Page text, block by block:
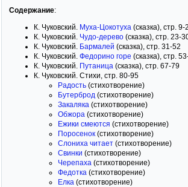
Содержание:
К. Чуковский. Муха-Цокотуха (сказка), стр. 9-
К. Чуковский. Чудо-дерево (сказка), стр. 23-
К. Чуковский. Бармалей (сказка), стр. 31-52
К. Чуковский. Федорино горе (сказка), стр.
К. Чуковский. Путаница (сказка), стр. 67-79
К. Чуковский. Стихи, стр. 80-95
Радость (стихотворение)
Бутерброд (стихотворение)
Закаляка (стихотворение)
Обжора (стихотворение)
Ежики смеются (стихотворение)
Поросенок (стихотворение)
Слониха читает (стихотворение)
Свинки (стихотворение)
Черепаха (стихотворение)
Федотка (стихотворение)
Елка (стихотворение)